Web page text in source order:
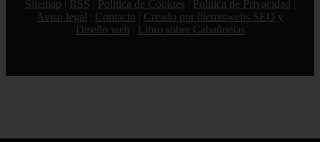
Sitemap
RSS Política de Cookies Política de Privacidad
Aviso legal
Contacto
Creado por 0lemiswebs SEO y
Diseño web
Libro sobre Cabañuelas